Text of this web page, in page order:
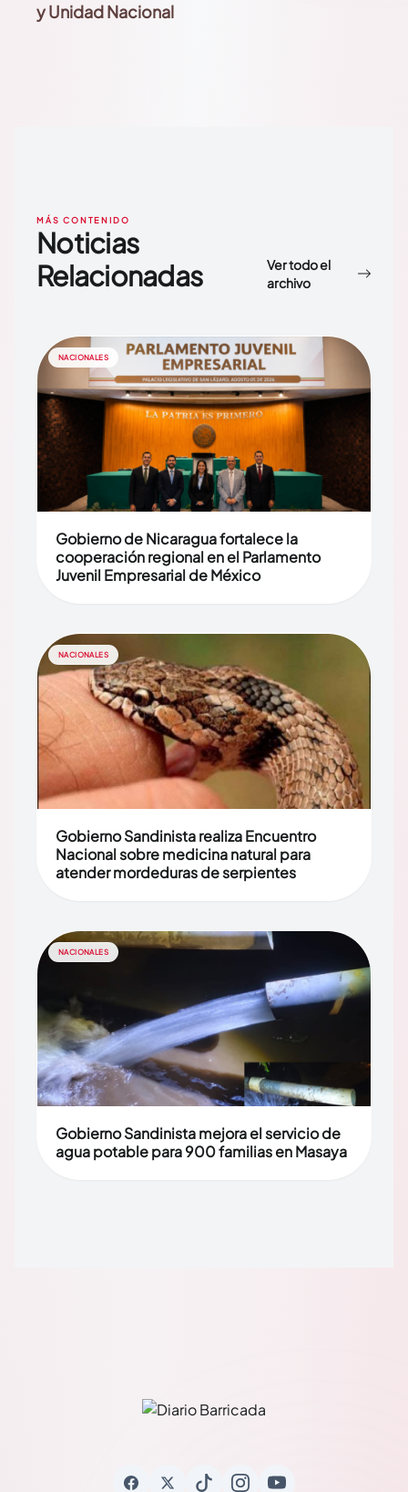
y Unidad Nacional
MÁS CONTENIDO
Noticias
Relacionadas
Ver todo el
archivo
NACIONALES
Gobierno de Nicaragua fortalece la
cooperación regional en el Parlamento
Juvenil Empresarial de México
NACIONALES
Gobierno Sandinista realiza Encuentro
Nacional sobre medicina natural para
atender mordeduras de serpientes
NACIONALES
Gobierno Sandinista mejora el servicio de
agua potable para 900 familias en Masaya